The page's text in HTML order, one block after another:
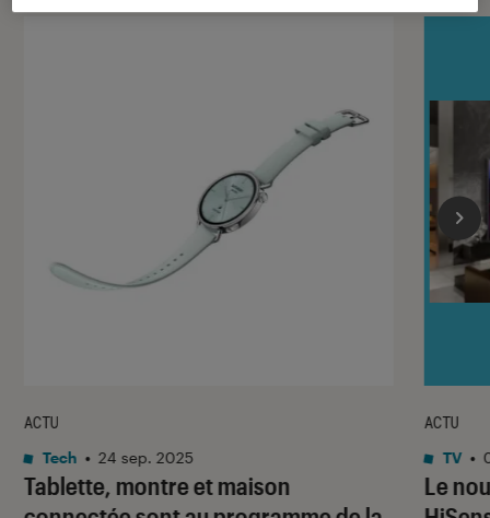
Tablette, montre et maison
ACTU
Tech • 24 sep. 2025
Le
ACTU
TV •